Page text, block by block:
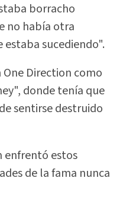
borracho
no había otra
sucediendo".
One Direction como
donde tenía que
sentirse destruido
enfrentó estos
de la fama nunca